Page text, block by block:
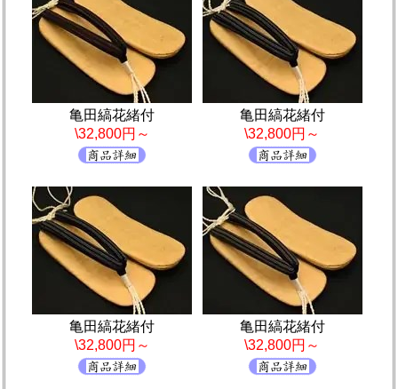
亀田縞花緒付
\32,800円～
亀田縞花緒付
\32,800円～
亀田縞花緒付
\32,800円～
亀田縞花緒付
\32,800円～